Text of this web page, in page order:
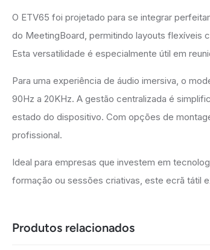
O ETV65 foi projetado para se integrar
do MeetingBoard, permitindo layouts flexíveis
Esta versatilidade é especialmente útil em
Para uma experiência de áudio imersiva, o
90Hz a 20KHz. A gestão centralizada é
estado do dispositivo. Com opções de
profissional.
Ideal para empresas que investem em
formação ou sessões criativas, este ecrã tátil
Produtos relacionados